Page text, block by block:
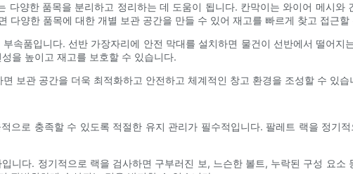
양한 품목을 분리하고 정리하는 데 도움이 됩니다. 칸막이는 와이어 메시와
다양한 품목에 대한 개별 보관 공간을 만들 수 있어 재고를 빠르게 찾고 접근할
속품입니다. 선반 가장자리에 안전 막대를 설치하면 물건이 선반에서 떨어지
을 높이고 재고를 보호할 수 있습니다.
보관 공간을 더욱 최적화하고 안전하고 체계적인 창고 환경을 조성할 수 있습
으로 충족할 수 있도록 적절한 유지 관리가 필수적입니다. 팔레트 랙을 정기
니다. 정기적으로 랙을 검사하면 구부러진 보, 느슨한 볼트, 누락된 구성 요소